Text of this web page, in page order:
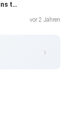
Folge 12 - ...and when the rain begins to fall
vor 2 Jahren